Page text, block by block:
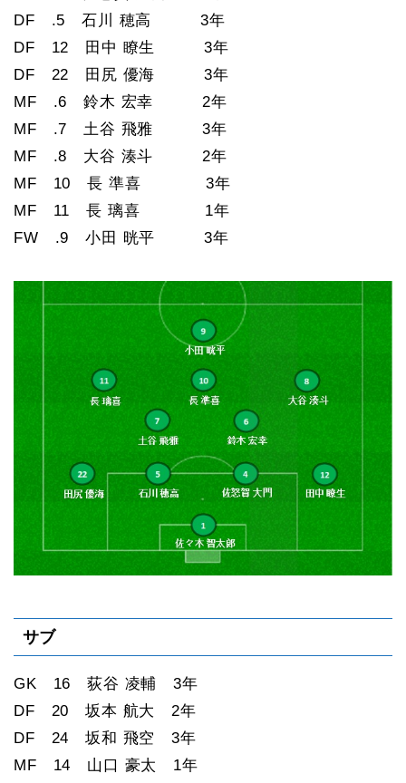
DF .5 石川 穂高 3年
DF 12 田中 瞭生 3年
DF 22 田尻 優海 3年
MF .6 鈴木 宏幸 2年
MF .7 土谷 飛雅 3年
MF .8 大谷 湊斗 2年
MF 10 長 準喜 3年
MF 11 長 璃喜 1年
FW .9 小田 晄平 3年
サブ
GK 16 荻谷 凌輔 3年
DF 20 坂本 航大 2年
DF 24 坂和 飛空 3年
MF 14 山口 豪太 1年